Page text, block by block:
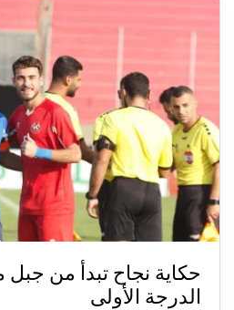
حكاية نجاح تبدأ من
الدرجة الأولى